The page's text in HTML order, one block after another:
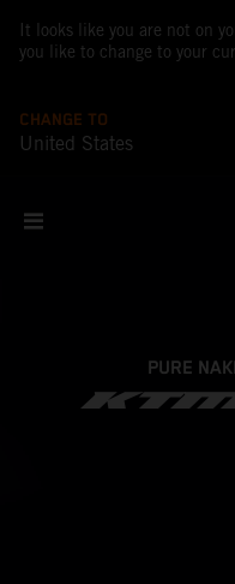
It looks like you are not on
you like to change to your
CHANGE TO
United States
PURE